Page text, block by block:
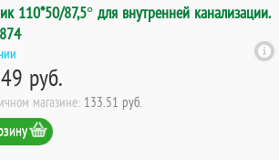
110*50/87,5° для внутренней канализации.
руб.
магазине: 133.51 руб.